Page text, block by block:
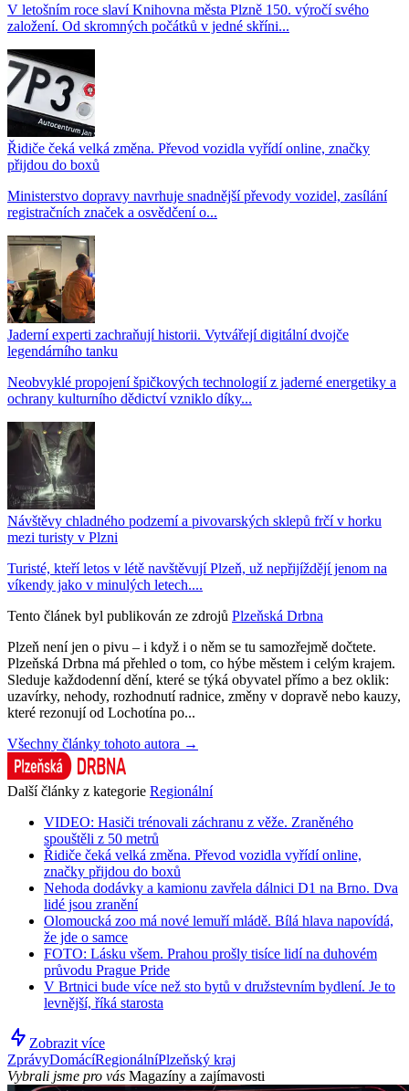
V letošním roce slaví Knihovna města Plzně 150. výročí svého
založení. Od skromných počátků v jedné skříni...
Řidiče čeká velká změna. Převod vozidla vyřídí online, značky
přijdou do boxů
Ministerstvo dopravy navrhuje snadnější převody vozidel, zasílání
registračních značek a osvědčení o...
Jaderní experti zachraňují historii. Vytvářejí digitální dvojče
legendárního tanku
Neobvyklé propojení špičkových technologií z jaderné energetiky a
ochrany kulturního dědictví vzniklo díky...
Návštěvy chladného podzemí a pivovarských sklepů frčí v horku
mezi turisty v Plzni
Turisté, kteří letos v létě navštěvují Plzeň, už nepřijíždějí jenom na
víkendy jako v minulých letech....
Tento článek byl publikován ze zdrojů Plzeňská Drbna
Plzeň není jen o pivu – i když i o něm se tu samozřejmě dočtete.
Plzeňská Drbna má přehled o tom, co hýbe městem i celým krajem.
Sleduje každodenní dění, které se týká obyvatel přímo a bez oklik:
uzavírky, nehody, rozhodnutí radnice, změny v dopravě nebo kauzy,
které rezonují od Lochotína po...
Všechny články tohoto autora →
Další články z kategorie Regionální
VIDEO: Hasiči trénovali záchranu z věže. Zraněného
spouštěli z 50 metrů
Řidiče čeká velká změna. Převod vozidla vyřídí online,
značky přijdou do boxů
Nehoda dodávky a kamionu zavřela dálnici D1 na Brno. Dva
lidé jsou zranění
Olomoucká zoo má nové lemuří mládě. Bílá hlava napovídá,
že jde o samce
FOTO: Lásku všem. Prahou prošly tisíce lidí na duhovém
průvodu Prague Pride
V Brtnici bude více než sto bytů v družstevním bydlení. Je to
levnější, říká starosta
Zobrazit více
ZprávyDomácíRegionálníPlzeňský kraj
Vybrali jsme pro vás Magazíny a zajímavosti